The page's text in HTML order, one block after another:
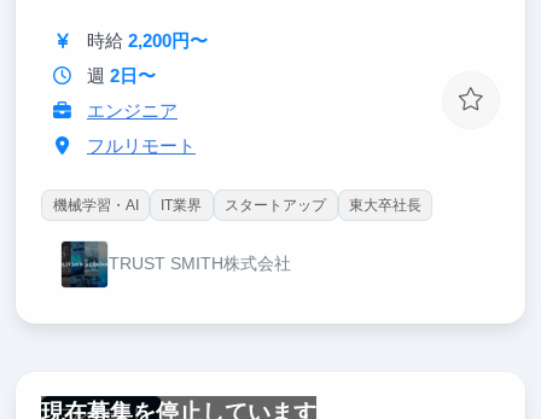
時給 2,200円〜
週 2日〜
エンジニア
フルリモート
機械学習・AI IT業界 スタートアップ 東大卒社長
TRUST SMITH株式会社
現在募集を停止しています
フルリモート